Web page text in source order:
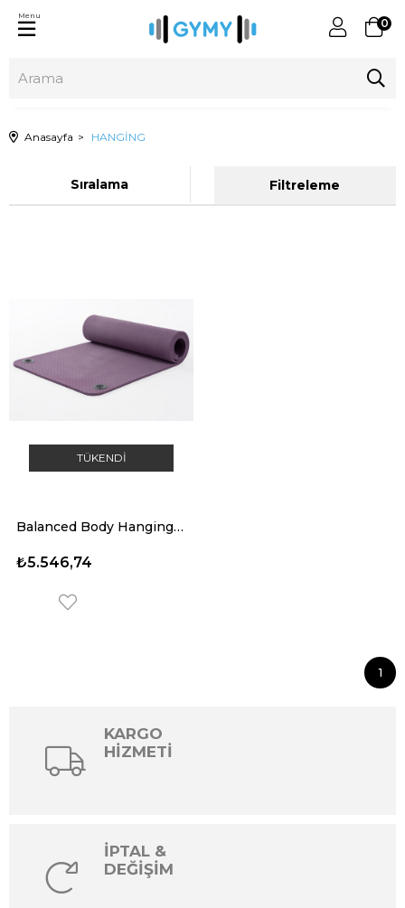
0
Menu
Anasayfa HANGİNG
Filtreleme
Sıralama
TÜKENDI
Balanced Body Hanging Mat
₺5.546,74
1
KARGO
HİZMETİ
İPTAL &
DEĞİŞİM